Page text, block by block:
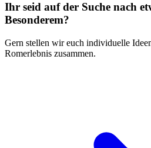
Ihr seid auf der Suche nach
Besonderem?
Gern stellen wir euch individuelle
Romerlebnis zusammen.